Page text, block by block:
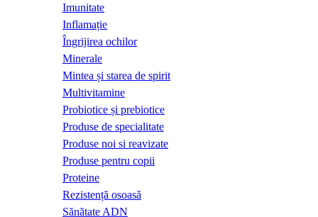
Imunitate
Inflamație
Îngrijirea ochilor
Minerale
Mintea și starea de spirit
Multivitamine
Probiotice și prebiotice
Produse de specialitate
Produse noi si reavizate
Produse pentru copii
Proteine
Rezistență osoasă
Sănătate ADN